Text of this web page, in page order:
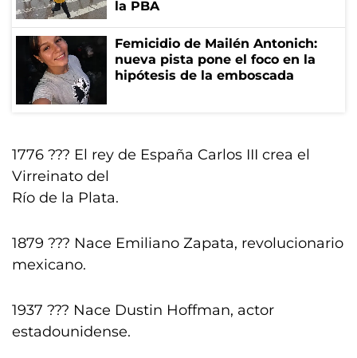
la PBA
Femicidio de Mailén Antonich:
nueva pista pone el foco en la
hipótesis de la emboscada
1776 ??? El rey de España Carlos III crea el
Virreinato del
Río de la Plata.
1879 ??? Nace Emiliano Zapata, revolucionario
mexicano.
1937 ??? Nace Dustin Hoffman, actor
estadounidense.